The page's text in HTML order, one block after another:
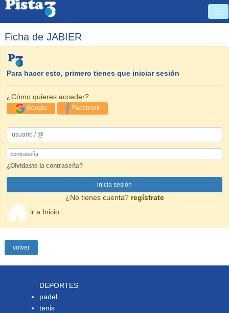
Ficha de JABIER
Para hacer esto, primero tienes que iniciar sesión
¿Cómo quieres acceder?
Google Facebook
usuario / @
Password
¿Olvidaste la contraseña?
inicia sesión
¿No tienes cuenta? regístrate
ir a Inicio
volver
DEPORTES
padel
tenis